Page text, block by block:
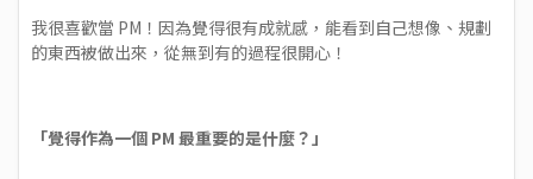
我很喜歡當 PM！因為覺得很有成就感，能看到自己想像、規劃
的東西被做出來，從無到有的過程很開心！
「覺得作為一個 PM 最重要的是什麼？」